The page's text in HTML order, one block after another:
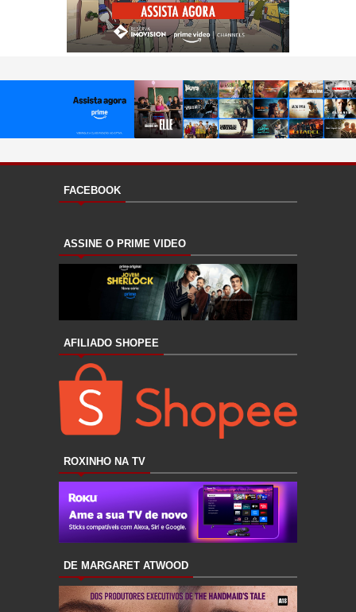
FACEBOOK
ASSINE O PRIME VIDEO
AFILIADO SHOPEE
ROXINHO NA TV
DE MARGARET ATWOOD